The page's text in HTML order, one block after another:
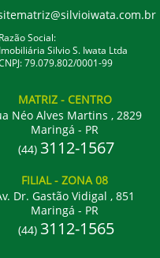
Razão Social:
Imobiliária Silvio S. Iwata Ltda
79.079.802/0001-99
MATRIZ - CENTRO
Néo Alves Martins , 2829
Maringá - PR
(44) 3112-1567
FILIAL- ZONA 08
Dr. Gastão Vidigal , 851
Maringá - PR
(44) 3112-1565